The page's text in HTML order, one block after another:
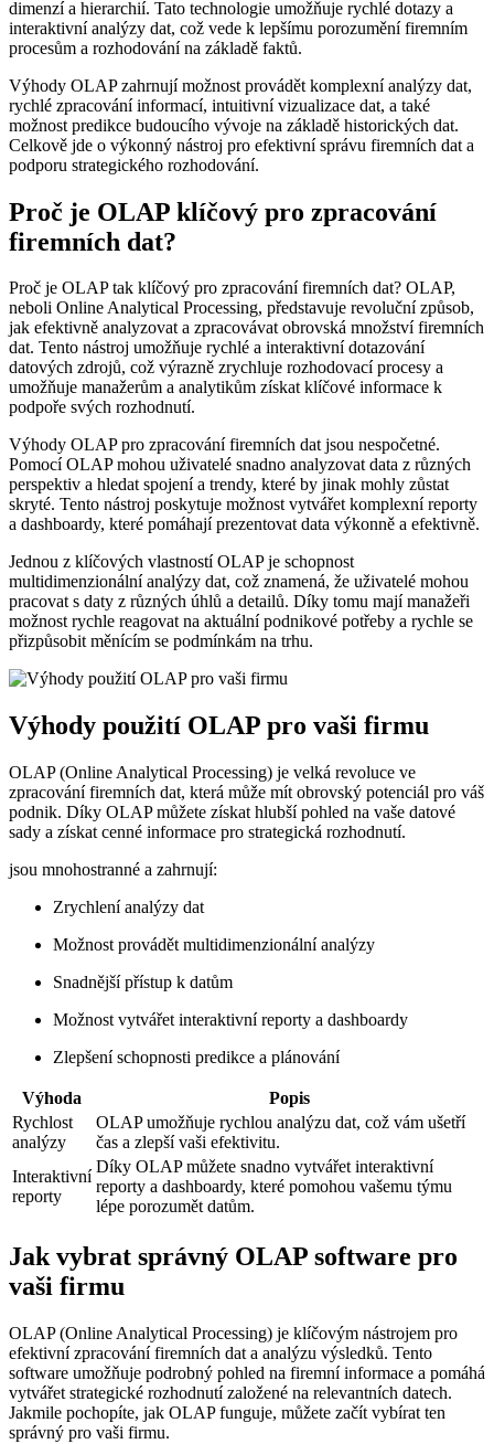
dimenzí a hierarchií. Tato technologie umožňuje rychlé dotazy a
interaktivní analýzy dat, což vede k lepšímu porozumění firemním
procesům a rozhodování na základě faktů.
Výhody OLAP zahrnují možnost provádět komplexní analýzy dat,
rychlé zpracování informací, intuitivní vizualizace dat, a také
možnost predikce budoucího vývoje na základě historických dat.
Celkově jde o výkonný nástroj pro efektivní správu firemních dat a
podporu strategického rozhodování.
Proč je OLAP klíčový pro zpracování
firemních dat?
Proč je OLAP tak klíčový pro zpracování firemních dat? OLAP,
neboli Online Analytical Processing, představuje revoluční způsob,
jak efektivně analyzovat a zpracovávat obrovská množství firemních
dat. Tento nástroj umožňuje rychlé a interaktivní dotazování
datových zdrojů, což výrazně zrychluje rozhodovací procesy a
umožňuje manažerům a analytikům získat klíčové informace k
podpoře svých rozhodnutí.
Výhody OLAP pro zpracování firemních dat jsou nespočetné.
Pomocí OLAP mohou uživatelé snadno analyzovat data z různých
perspektiv a hledat spojení a trendy, které by jinak mohly zůstat
skryté. Tento nástroj poskytuje možnost vytvářet komplexní reporty
a dashboardy, které pomáhají prezentovat data výkonně a efektivně.
Jednou z klíčových vlastností OLAP je schopnost
multidimenzionální analýzy dat, což znamená, že uživatelé mohou
pracovat s daty z různých úhlů a detailů. Díky tomu mají manažeři
možnost rychle reagovat na aktuální podnikové potřeby a rychle se
přizpůsobit měnícím se podmínkám na trhu.
Výhody použití OLAP pro vaši firmu
OLAP (Online Analytical Processing) je velká revoluce ve
zpracování firemních dat, která může mít obrovský potenciál pro váš
podnik. Díky OLAP můžete získat hlubší pohled na vaše datové
sady a získat cenné informace pro strategická rozhodnutí.
jsou mnohostranné a zahrnují:
Zrychlení analýzy dat
Možnost provádět multidimenzionální analýzy
Snadnější přístup k datům
Možnost vytvářet interaktivní reporty a dashboardy
Zlepšení schopnosti predikce a plánování
Výhoda
Popis
Rychlost
analýzy
OLAP umožňuje rychlou analýzu dat, což vám ušetří
čas a zlepší vaši efektivitu.
Interaktivní
reporty
Díky OLAP můžete snadno vytvářet interaktivní
reporty a dashboardy, které pomohou vašemu týmu
lépe porozumět datům.
Jak vybrat správný OLAP software pro
vaši firmu
OLAP (Online Analytical Processing) je klíčovým nástrojem pro
efektivní zpracování firemních dat a analýzu výsledků. Tento
software umožňuje podrobný pohled na firemní informace a pomáhá
vytvářet strategické rozhodnutí založené na relevantních datech.
Jakmile pochopíte, jak OLAP funguje, můžete začít vybírat ten
správný pro vaši firmu.